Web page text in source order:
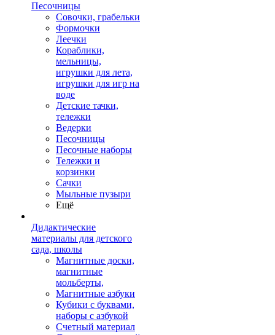
Песочницы
Совочки, грабельки
Формочки
Леечки
Кораблики,
мельницы,
игрушки для лета,
игрушки для игр на
воде
Детские тачки,
тележки
Ведерки
Песочницы
Песочные наборы
Тележки и
корзинки
Сачки
Мыльные пузыри
Ещё
Дидактические
материалы для детского
сада, школы
Магнитные доски,
магнитные
мольберты,
Магнитные азбуки
Кубики с буквами,
наборы с азбукой
Счетный материал